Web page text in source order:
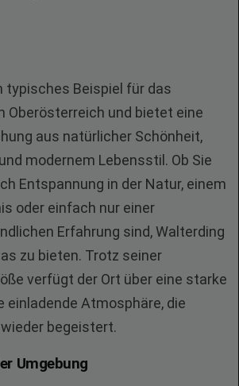
typisches Beispiel für das
Oberösterreich und bietet eine
aus natürlicher Schönheit,
modernem Lebensstil. Ob Sie
Entspannung in der Natur, einem
oder einfach nur einer
Erfahrung sind, Walterding
zu bieten. Trotz seiner
verfügt der Ort über eine starke
einladende Atmosphäre, die
begeistert.
Umgebung